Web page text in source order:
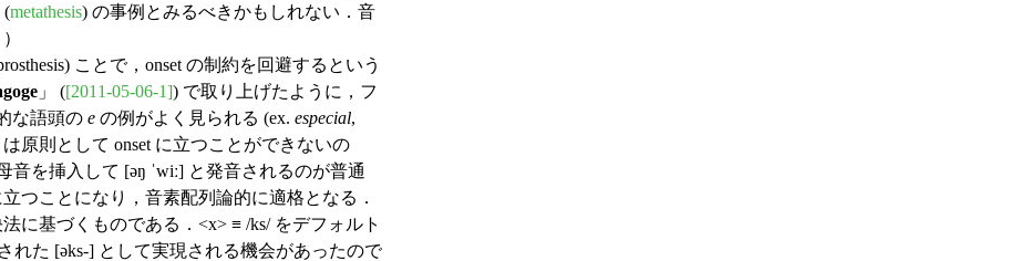
(metathesis) の事例とみるべきかもしれない．音
ことで，onset の制約を回避するという
」 ([2011-05-06-1]) で取り上げたように，フ
な語頭の e の例がよく見られる (ex. especial,
原則として onset に立つことができないの
音を挿入して [əŋ ˈwiː] と発音されるのが普通
つことになり，音素配列論的に適格となる．
に基づくものである．<x> ≡ /ks/ をデフォルト
れた [əks-] として実現される機会があったので